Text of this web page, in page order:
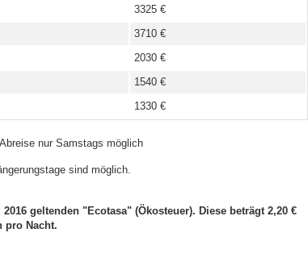
3325 €
3710 €
2030 €
1540 €
1330 €
nur Samstags möglich
sind möglich.
geltenden "Ecotasa" (Ökosteuer). Diese beträgt 2,20 €
pro Nacht.